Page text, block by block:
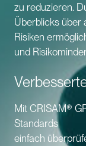
zu reduzieren.
Überblicks über
Risiken
und
Mit CRISAM®
Standards
einfach